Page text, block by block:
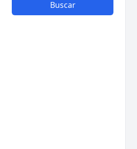
Buscar